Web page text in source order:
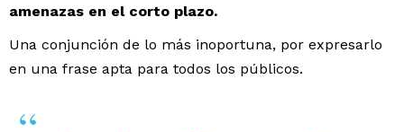
amenazas en el corto plazo.
Una conjunción de lo más inoportuna, por expresarlo
en una frase apta para todos los públicos.